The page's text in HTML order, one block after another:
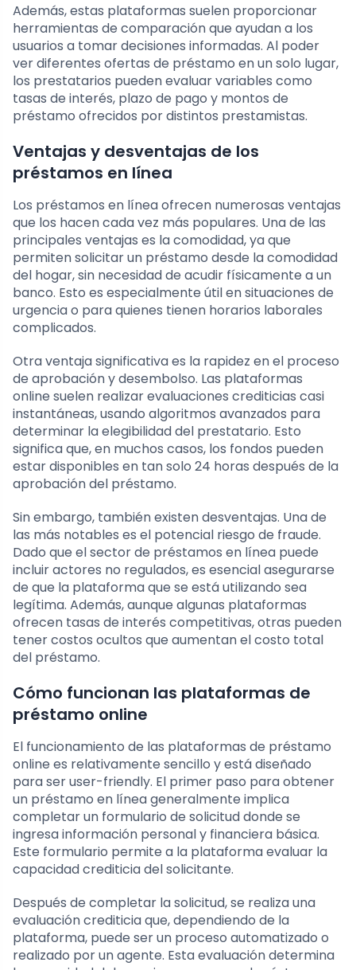
Además, estas plataformas suelen proporcionar
herramientas de comparación que ayudan a los
usuarios a tomar decisiones informadas. Al poder
ver diferentes ofertas de préstamo en un solo lugar,
los prestatarios pueden evaluar variables como
tasas de interés, plazo de pago y montos de
préstamo ofrecidos por distintos prestamistas.
Ventajas y desventajas de los
préstamos en línea
Los préstamos en línea ofrecen numerosas ventajas
que los hacen cada vez más populares. Una de las
principales ventajas es la comodidad, ya que
permiten solicitar un préstamo desde la comodidad
del hogar, sin necesidad de acudir físicamente a un
banco. Esto es especialmente útil en situaciones de
urgencia o para quienes tienen horarios laborales
complicados.
Otra ventaja significativa es la rapidez en el proceso
de aprobación y desembolso. Las plataformas
online suelen realizar evaluaciones crediticias casi
instantáneas, usando algoritmos avanzados para
determinar la elegibilidad del prestatario. Esto
significa que, en muchos casos, los fondos pueden
estar disponibles en tan solo 24 horas después de la
aprobación del préstamo.
Sin embargo, también existen desventajas. Una de
las más notables es el potencial riesgo de fraude.
Dado que el sector de préstamos en línea puede
incluir actores no regulados, es esencial asegurarse
de que la plataforma que se está utilizando sea
legítima. Además, aunque algunas plataformas
ofrecen tasas de interés competitivas, otras pueden
tener costos ocultos que aumentan el costo total
del préstamo.
Cómo funcionan las plataformas de
préstamo online
El funcionamiento de las plataformas de préstamo
online es relativamente sencillo y está diseñado
para ser user-friendly. El primer paso para obtener
un préstamo en línea generalmente implica
completar un formulario de solicitud donde se
ingresa información personal y financiera básica.
Este formulario permite a la plataforma evaluar la
capacidad crediticia del solicitante.
Después de completar la solicitud, se realiza una
evaluación crediticia que, dependiendo de la
plataforma, puede ser un proceso automatizado o
realizado por un agente. Esta evaluación determina